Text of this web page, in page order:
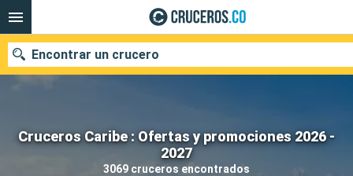
Cruceros Caribe : Ofertas y promociones 2026 -
2027
3069 cruceros encontrados
Encontrar un crucero